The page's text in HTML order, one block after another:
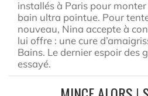
installés à Paris pour
bain ultra pointue. Pour
nouveau, Nina accepte à
lui offre : une cure
Bains. Le dernier espoir des
essayé.